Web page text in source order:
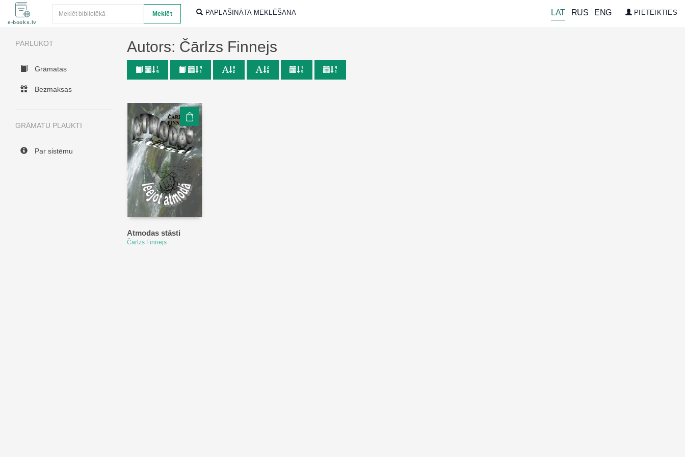
e-books.lv
Meklēt PAPLAŠINĀTA MEKLĒŠANA LAT RUS ENG PIETEIKTIES
PĀRLŪKOT
Grāmatas
Bezmaksas
GRĀMATU PLAUKTI
Par sistēmu
Autors: Čārlzs Finnejs
Atmodas stāsti
Čārlzs Finnejs